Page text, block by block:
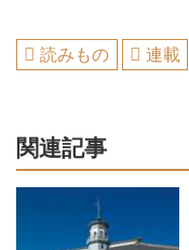
読みもの 連載
関連記事